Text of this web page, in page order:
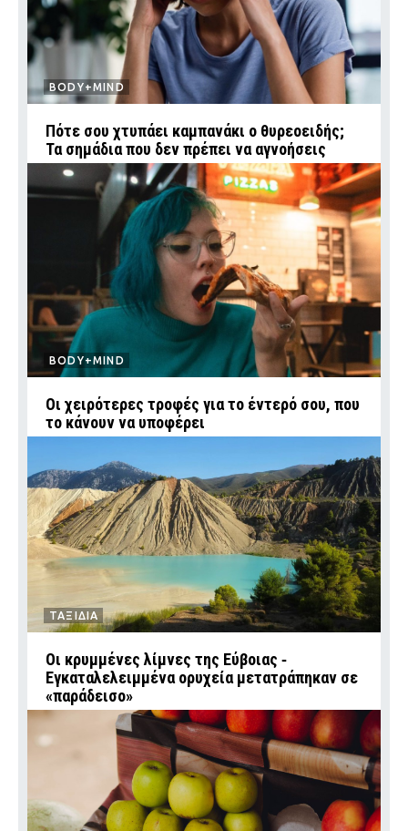
BODY+MIND
Πότε σου χτυπάει καμπανάκι ο θυρεοειδής;
Τα σημάδια που δεν πρέπει να αγνοήσεις
BODY+MIND
Οι χειρότερες τροφές για το έντερό σου, που
το κάνουν να υποφέρει
ΤΑΞΙΔΙΑ
Οι κρυμμένες λίμνες της Εύβοιας ‑
Εγκαταλελειμμένα ορυχεία μετατράπηκαν σε
«παράδεισο»